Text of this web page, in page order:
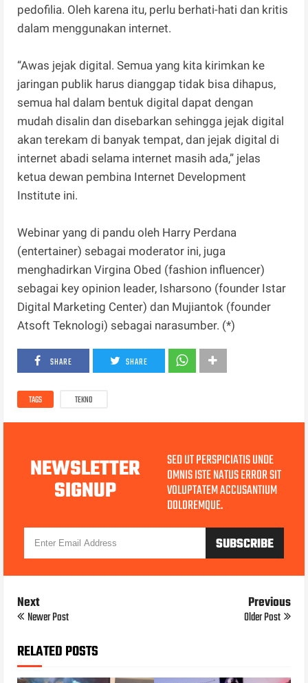
pedofilia. Oleh karena itu, perlu berhati-hati dan kritis
dalam menggunakan internet.
“Awas jejak digital. Semua yang kita kirimkan ke
jaringan publik harus dianggap tidak bisa dihapus,
semua hal dalam bentuk digital dapat dengan
mudah disalin dan disebarkan sehingga jejak digital
akan terekam di banyak tempat, dan jejak digital di
internet abadi selama internet masih ada,” jelas
ketua dewan pembina Internet Development
Institute ini.
Webinar yang di pandu oleh Harry Perdana
(entertainer) sebagai moderator ini, juga
menghadirkan Virgina Obed (fashion influencer)
sebagai key opinion leader, Isharsono (founder Istar
Digital Marketing Center) dan Mujiantok (founder
Atsoft Teknologi) sebagai narasumber. (*)
SHARE SHARE
TAGS TEKNO
NEWSLETTER
SIGNUP
SED UT PERSPICIATIS UNDE
OMNIS ISTE NATUS ERROR SIT
VOLUPTATEM ACCUSANTIUM
DOLOREMQUE.
Next
Newer Post
Previous
Older Post
RELATED POSTS